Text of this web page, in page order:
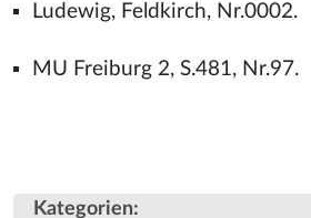
Ludewig, Feldkirch, Nr.0002.
MU Freiburg 2, S.481, Nr.97.
Kategorien: